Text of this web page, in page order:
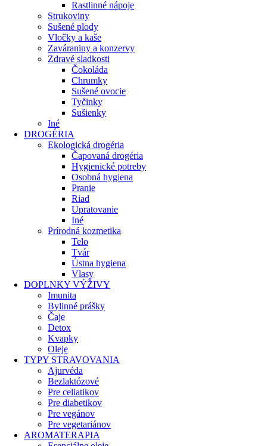
Rastlinné nápoje
Strukoviny
Sušené plody
Vločky a kaše
Zaváraniny a konzervy
Zdravé sladkosti
Čokoláda
Chrumky
Sušené ovocie
Tyčinky
Sušienky
Iné
DROGÉRIA
Ekologická drogéria
Čapovaná drogéria
Hygienické potreby
Osobná hygiena
Pranie
Riad
Upratovanie
Iné
Prírodná kozmetika
Telo
Tvár
Ústna hygiena
Vlasy
DOPLNKY VÝŽIVY
Imunita
Bylinné prášky
Čaje
Detox
Kvapky
Oleje
TYPY STRAVOVANIA
Ajurvéda
Bezlaktózové
Pre celiatikov
Pre diabetikov
Pre vegánov
Pre vegetariánov
AROMATERAPIA